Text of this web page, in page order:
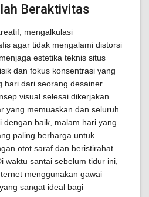
Beraktivitas
mengalkulasi
agar tidak mengalami distorsi
estetika teknis situs
dan fokus konsentrasi yang
hari dari seorang desainer.
visual selesai dikerjakan
yang memuaskan dan seluruh
dengan baik, malam hari yang
paling berharga untuk
otot saraf dan beristirahat
waktu santai sebelum tidur ini,
menggunakan gawai
sangat ideal bagi